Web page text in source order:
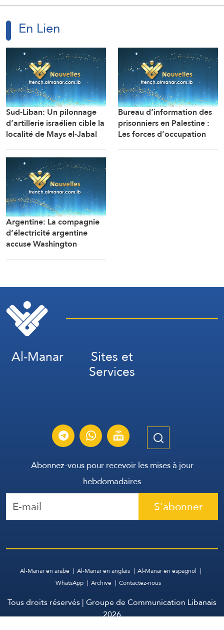
En Lien
Sud-Liban: Un pilonnage
d’artillerie israélien cible la
localité de Mays el-Jabal
Manar)
Bureau d’information des
prisonniers en Palestine :
Les forces d’occupation
Argentine: La compagnie
d’électricité argentine
accuse Washington
Al-Manar Sites et
Services
Abonnez-vous pour recevoir les mises à jour
hebdomadaires
S'abonner
Al-Manar en arabe Al-Manar en anglais
Al-Manar en espagnol
WhatsApp
Archive Contactez-nous
Tous droits réservés | Groupe de Communication Libanais
2026